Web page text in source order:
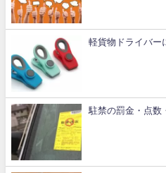
軽貨物ドライバー
駐禁の罰金・点数